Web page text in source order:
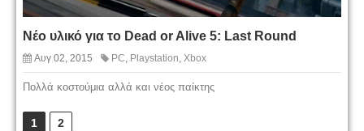
Νέο υλικό για το Dead or Alive 5: Last Round
Αυγ 02, 2015 PC, Playstation, Xbox
Πολλά κοστούμια αλλά και νέος παίκτης
1 2